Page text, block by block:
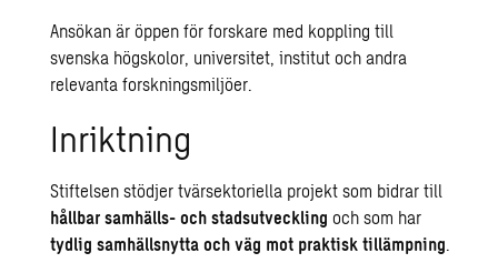
Ansökan är öppen för forskare med koppling till
svenska högskolor, universitet, institut och andra
relevanta forskningsmiljöer.
Inriktning
Stiftelsen stödjer tvärsektoriella projekt som bidrar till
hållbar samhälls- och stadsutveckling och som har
tydlig samhällsnytta och väg mot praktisk tillämpning.